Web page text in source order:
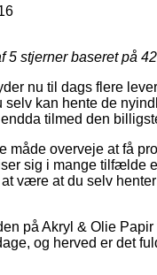
5 stjerner baseret på 42
nu til dags flere
selv kan hente de
tilmed den
måde overveje at få
sig i mange tilfælde
være at du selv
på Akryl & Olie
og herved er det